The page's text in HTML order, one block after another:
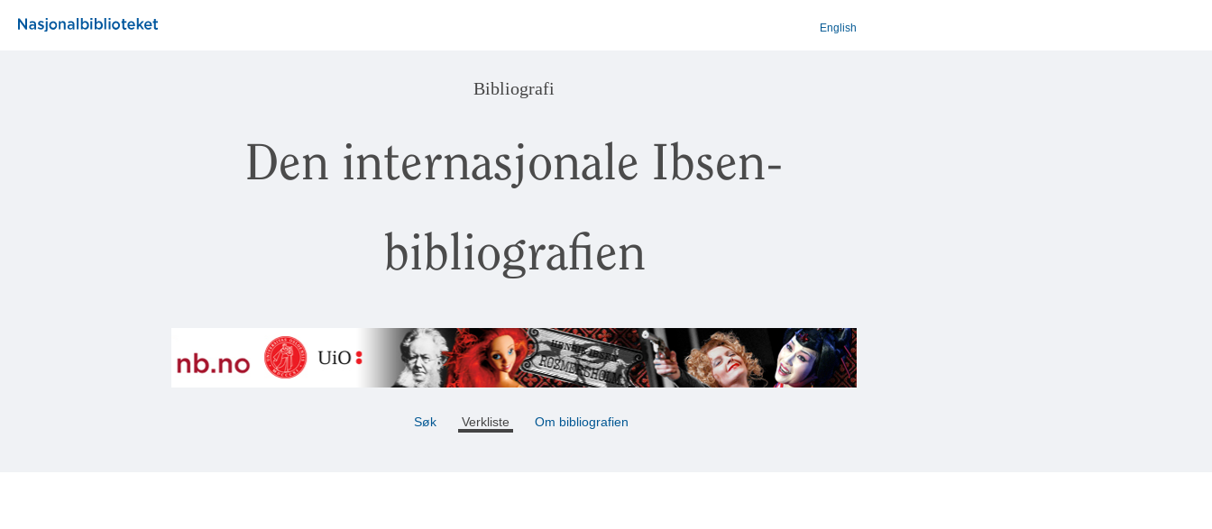
English
Bibliografi
Den internasjonale Ibsen-
bibliografien
Søk Verkliste Om bibliografien